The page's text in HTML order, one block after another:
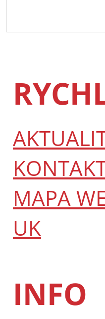
MAPA
UK
INFO